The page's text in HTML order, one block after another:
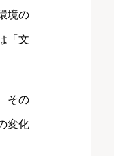
境の
「文
その
変化